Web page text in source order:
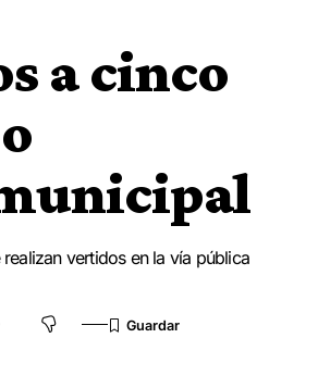
a cinco
vertidos en la vía pública